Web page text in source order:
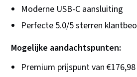
Moderne USB-C aansluiting
Perfecte 5.0/5 sterren
Mogelijke aandachtspunten:
Premium prijspunt van €176,98